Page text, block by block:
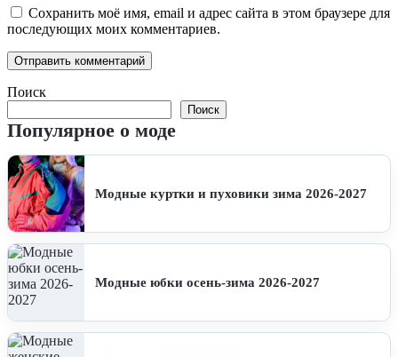
Сохранить моё имя, email и адрес сайта в этом браузере для
последующих моих комментариев.
Поиск
Поиск
Популярное о моде
Модные куртки и пуховики зима 2026-2027
Модные юбки осень-зима 2026-2027